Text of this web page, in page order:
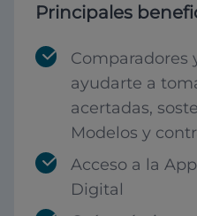
Principales
Comparadores
ayudarte a
acertadas,
Modelos y
Acceso a la
Digital